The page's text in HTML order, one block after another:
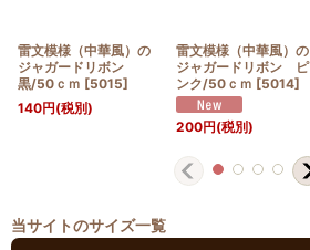
雷文模様（中華風）の
ジャガードリボン
黒/50ｃｍ [5015]
140円(税別)
雷文模様（中華風）の
ジャガードリボン ピ
ンク/50ｃｍ [5014]
200円(税別)
当サイトのサイズ一覧